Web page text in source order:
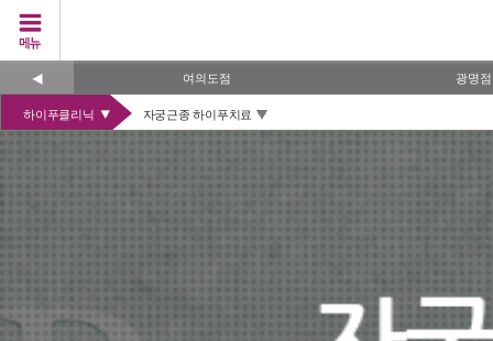
여의도점 광명점
하이푸클리닉 자궁근종 하이푸치료